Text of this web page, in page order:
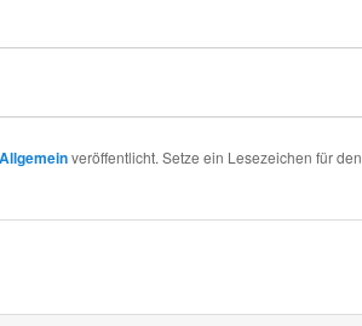
Allgemeinveröffentlicht. Setze ein Lesezeichen für den